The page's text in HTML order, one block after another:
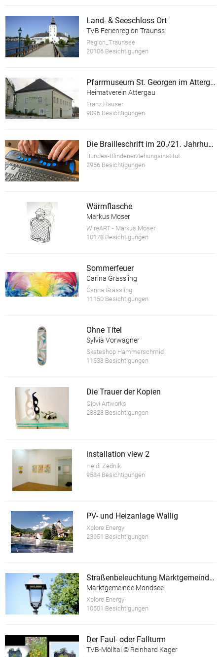
Land- & Seeschloss Ort
TVB Ferienregion Traunss
Region_Traunsee
20106 Besichtigungen
Pfarrmuseum St. Georgen im Attergau
Heimatverein Attergau
Franz Hauser
9096 Besichtigungen
Die Brailleschrift im 20./21. Jahrhundert
Bundes-Blindenerziehungsinstitut
2956 Besichtigungen
Wärmflasche
Markus Moser
WireART - Markus Moser
10178 Besichtigungen
Sommerfeuer
Carina Grässling
Carina Grässling
11150 Besichtigungen
Ohne Titel
Sylvia Vorwagner
Skateshop Hammerschmid
11533 Besichtigungen
Die Trauer der Kopien
Giovi Artworks
23828 Besichtigungen
installation view 2
Heidi Zednik
9584 Besichtigungen
PV- und Heizanlage Wallig
Xplore Energy
23951 Besichtigungen
Straßenbeleuchtung Marktgemeinde Mondsee
Marktgemeinde Mondsee
Xplore Energy
10501 Besichtigungen
Der Faul- oder Fallturm
TVB-Mölltal © Reinhard Kager